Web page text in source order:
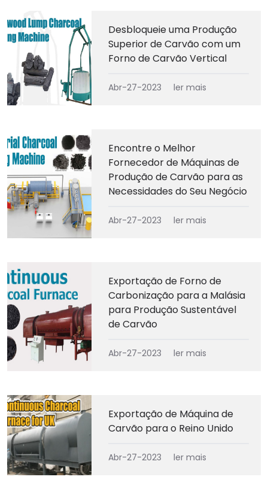
Desbloqueie uma Produção
Superior de Carvão com um
Forno de Carvão Vertical
Abr-27-2023 ler mais
Encontre o Melhor
Fornecedor de Máquinas de
Produção de Carvão para as
Necessidades do Seu Negócio
Abr-27-2023 ler mais
Exportação de Forno de
Carbonização para a Malásia
para Produção Sustentável
de Carvão
Abr-27-2023 ler mais
Exportação de Máquina de
Carvão para o Reino Unido
Abr-27-2023 ler mais